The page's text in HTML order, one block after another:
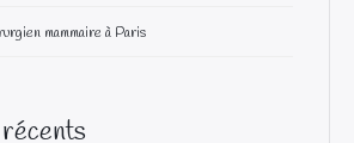
mammaire à Paris